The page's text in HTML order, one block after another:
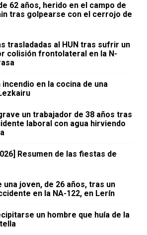
62 años, herido en el campo de
tras golpearse con el cerrojo de
trasladadas al HUN tras sufrir un
colisión frontolateral en la N-
en la cocina de una
un trabajador de 38 años tras
laboral con agua hirviendo
Resumen de las fiestas de
una joven, de 26 años, tras un
en la NA-122, en Lerín
un hombre que huía de la